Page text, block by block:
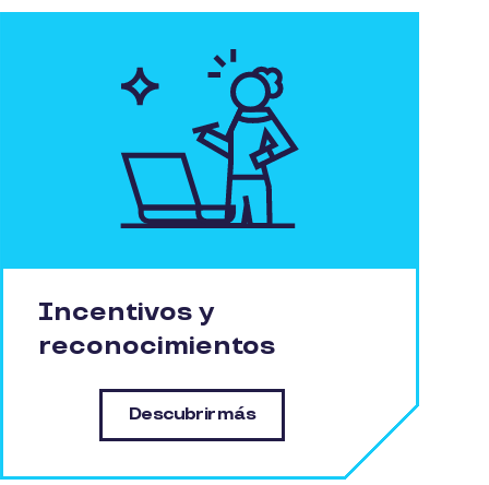
Incentivos y
reconocimientos
Descubrir más